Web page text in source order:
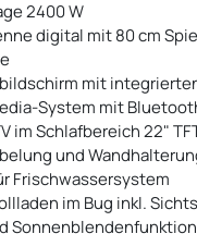
2400 W
digital mit 80 cm
mit
System mit
im Schlafbereich 22"
und
Frischwassersystem
im Bug inkl.
Sonnenblendenfunktion